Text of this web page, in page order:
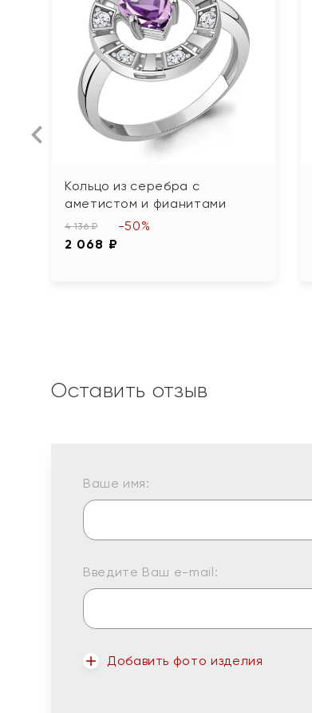
Кольцо из серебра с
аметистом и фианитами
4 136 ₽
2 068 ₽
-50%
Оставить отзыв
Ваше имя:
Введите Ваш e-mail:
Добавить фото изделия